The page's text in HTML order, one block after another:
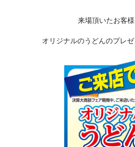
来場頂いたお客
オリジナルのうどんのプレゼ